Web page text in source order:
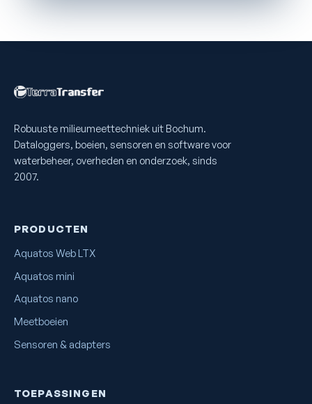
Robuuste milieumeettechniek uit Bochum.
Dataloggers, boeien, sensoren en software voor
waterbeheer, overheden en onderzoek, sinds
2007.
PRODUCTEN
Aquatos Web LTX
Aquatos mini
Aquatos nano
Meetboeien
Sensoren & adapters
TOEPASSINGEN